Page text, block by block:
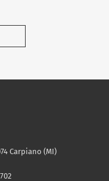
Carpiano (MI)